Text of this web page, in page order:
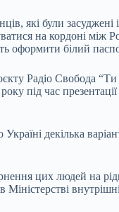
які були
на кордоні між
білий
Радіо Свобода “Ти
під час
Україні декілька
цих людей на